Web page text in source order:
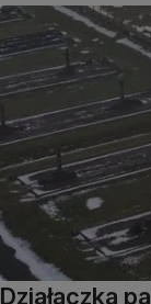
Działaczka